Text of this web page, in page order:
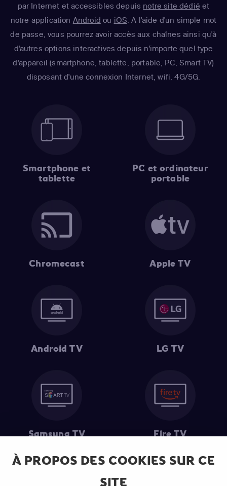
À PROPOS DES COOKIES SUR CE
SITE
par Internet et accessibles depuis notre site dédié et
notre application Android ou iOS . A l'aide d'un simple mot
de passe, vous pourrez avoir accès aux chaînes ainsi qu'à
d'autres options interactives depuis n'importe quel type
d'appareil (smartphone, tablette, portable, PC, Smart TV)
disposant d'une connexion Internet, wifi, 4G/5G.
Smartphone et
tablette
PC et ordinateur
portable
Chromecast Apple TV
Android TV LG TV
Samsung TV Fire TV